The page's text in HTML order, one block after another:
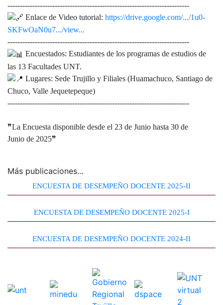
-------------------------------------------------------------------------
Enlace de Video tutorial: https://drive.google.com/.../1u0-
SKFwOaN0u7.../view...
-------------------------------------------------------------------------
Encuestados: Estudiantes de los programas de estudios de
las 13 Facultades UNT.
Lugares: Sede Trujillo y Filiales (Huamachuco, Santiago de
Chuco, Valle Jequetepeque)
-------------------------------------------------------------------------
❞La Encuesta disponible desde el 23 de Junio hasta 30 de
Junio de 2025❞
Más publicaciones...
ENCUESTA DE DESEMPEÑO DOCENTE 2025-II
ENCUESTA DE DESEMPEÑO DOCENTE 2025-I
ENCUESTA DE DESEMPEÑO DOCENTE 2024-II